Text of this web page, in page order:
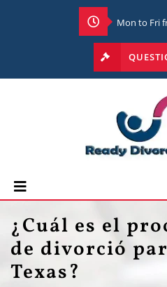
Mon to Fri
¿Cuál es el
de divorció
Texas?